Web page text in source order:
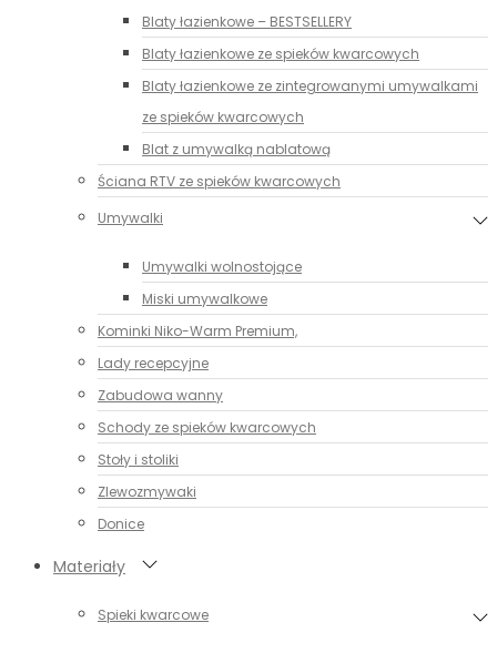
Blaty łazienkowe – BESTSELLERY
Blaty łazienkowe ze spieków kwarcowych
Blaty łazienkowe ze zintegrowanymi umywalkami
ze spieków kwarcowych
Blat z umywalką nablatową
Ściana RTV ze spieków kwarcowych
Umywalki
Umywalki wolnostojące
Miski umywalkowe
Kominki Niko-Warm Premium,
Lady recepcyjne
Zabudowa wanny
Schody ze spieków kwarcowych
Stoły i stoliki
Zlewozmywaki
Donice
Materiały
Spieki kwarcowe